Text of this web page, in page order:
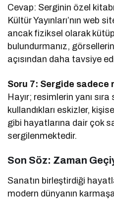
Cevap: Serginin özel
Kültür Yayınları’nın web
ancak fiziksel olarak
bulundurmanız,
açısından daha tavsiye
Soru 7: Sergide sadece
Hayır; resimlerin yanı
kullandıkları eskizler,
gibi hayatlarına dair çok
sergilenmektedir.
Son Söz: Zaman
Sanatın birleştirdiği
modern dünyanın